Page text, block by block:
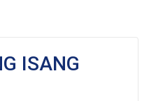
ISANG